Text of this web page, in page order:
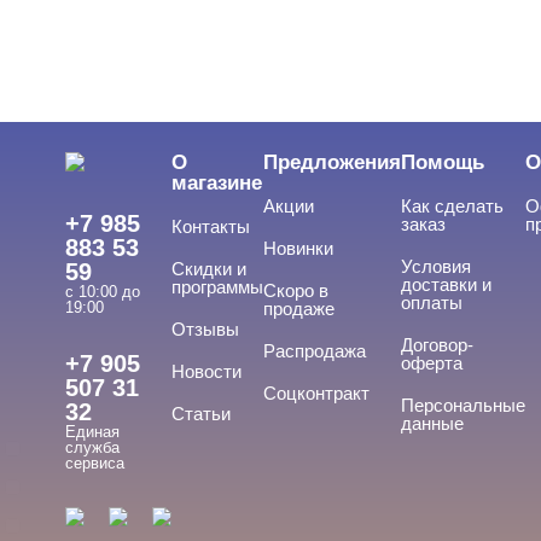
Сопутствующие жидкости Опция
Расходные материалы
Аксессуары
Cвернуть
ADRICOCO
ARTEX
+7 985
883 53
59
с 10:00 до
19:00
+7 905
507 31
32
Единая
служба
сервиса
О
магазине
Контакты
Скидки и
программы
Отзывы
Новости
Статьи
Предложения
Акции
Новинки
Скоро в
продаже
Распродажа
Соцконтракт
Помощь
Как сделать
заказ
Условия
доставки и
оплаты
Договор-
оферта
Персональные
данные